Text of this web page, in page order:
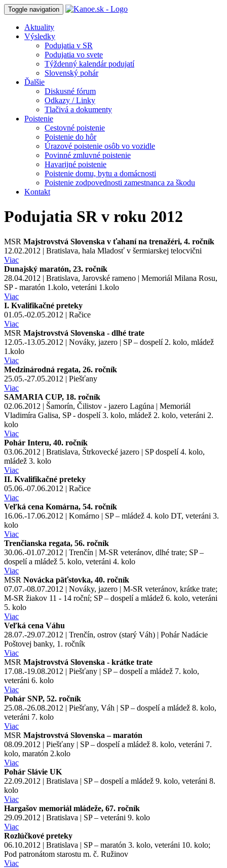
Toggle navigation
Aktuality
Výsledky
Podujatia v SR
Podujatia vo svete
Týždenný kalendár podujatí
Slovenský pohár
Ďalšie
Diskusné fórum
Odkazy / Linky
Tlačivá a dokumenty
Poistenie
Cestovné poistenie
Poistenie do hôr
Úrazové poistenie osôb vo vozidle
Povinné zmluvné poistenie
Havarijné poistenie
Poistenie domu, bytu a domácnosti
Poistenie zodpovednosti zamestnanca za škodu
Kontakt
Podujatia SR v roku 2012
MSR Majstrovstvá Slovenska v ťahaní na trenažéri, 4. ročník
12.02.2012 | Bratislava, hala Mladosť v šermiarskej telocvični
Viac
Dunajský maratón, 23. ročník
28.04.2012 | Bratislava, Jarovské rameno | Memoriál Milana Rosu,
SP - maratón 1.kolo, veteráni 1.kolo
Viac
I. Kvalifikačné preteky
01.05.-02.05.2012 | Račice
Viac
MSR Majstrovstvá Slovenska - dlhé trate
12.05.-13.05.2012 | Nováky, jazero | SP – dospelí 2. kolo, mládež
1.kolo
Viac
Medzinárodná regata, 26. ročník
25.05.-27.05.2012 | Piešťany
Viac
SAMARIA CUP, 18. ročník
02.06.2012 | Šamorín, Čilistov - jazero Lagúna | Memoriál
Vladimíra Galisa, SP - dospelí 3. kolo, mládež 2. kolo, veteráni 2.
kolo
Viac
Pohár Interu, 40. ročník
03.06.2012 | Bratislava, Štrkovecké jazero | SP dospelí 4. kolo,
mládež 3. kolo
Viac
II. Kvalifikačné preteky
05.06.-07.06.2012 | Račice
Viac
Veľká cena Komárna, 54. ročník
16.06.-17.06.2012 | Komárno | SP – mládež 4. kolo DT, veteráni 3.
kolo
Viac
Trenčianska regata, 56. ročník
30.06.-01.07.2012 | Trenčín | M-SR veteránov, dlhé trate; SP –
dospelí a mládež 5. kolo, veteráni 4. kolo
Viac
MSR Novácka päťstovka, 40. ročník
07.07.-08.07.2012 | Nováky, jazero | M-SR veteránov, krátke trate;
M-SR žiakov 11 - 14 roční; SP – dospelí a mládež 6. kolo, veteráni
5. kolo
Viac
Veľká cena Váhu
28.07.-29.07.2012 | Trenčín, ostrov (starý Váh) | Pohár Nadácie
Poštovej banky, 1. ročník
Viac
MSR Majstrovstvá Slovenska - krátke trate
17.08.-19.08.2012 | Piešťany | SP – dospelí a mládež 7. kolo,
veteráni 6. kolo
Viac
Pohár SNP, 52. ročník
25.08.-26.08.2012 | Piešťany, Váh | SP – dospelí a mládež 8. kolo,
veteráni 7. kolo
Viac
MSR Majstrovstvá Slovenska – maratón
08.09.2012 | Piešťany | SP – dospelí a mládež 8. kolo, veteráni 7.
kolo, maratón 2.kolo
Viac
Pohár Slávie UK
22.09.2012 | Bratislava | SP – dospelí a mládež 9. kolo, veteráni 8.
kolo
Viac
Hargašov memoriál mládeže, 67. ročník
29.09.2012 | Bratislava | SP – veteráni 9. kolo
Viac
Rozlúčkové preteky
06.10.2012 | Bratislava | SP – maratón 3. kolo, veteráni 10. kolo;
Pod patronátom starostu m. č. Ružinov
Viac